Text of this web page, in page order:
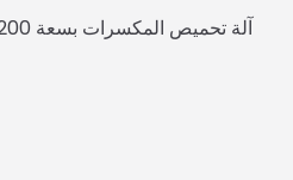
آلة تحميص المكسرات بسعة 200 كجم/س تم بيعها إلى تركيا